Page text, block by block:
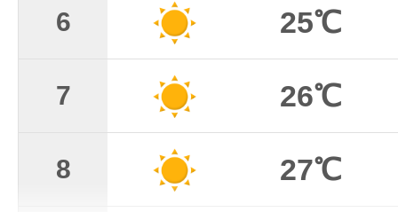
6 25℃
7 26℃
8 27℃